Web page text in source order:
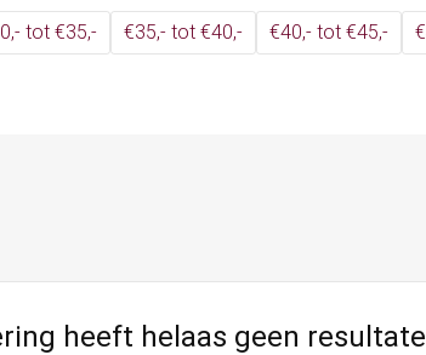
tot €35,- €35,- tot €40,- €40,- tot €45,-
heeft helaas geen